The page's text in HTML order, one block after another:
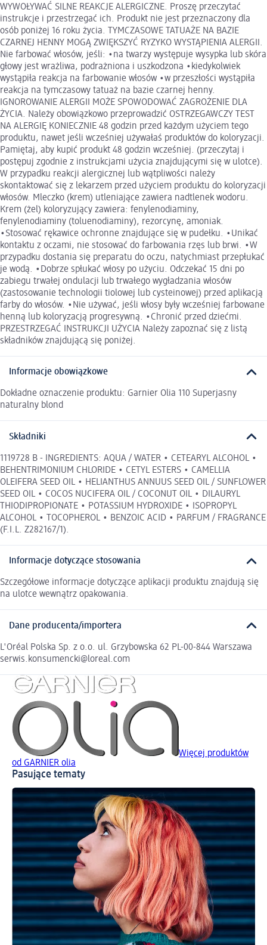
WYWOŁYWAĆ SILNE REAKCJE ALERGICZNE. Proszę przeczytać
instrukcje i przestrzegać ich. Produkt nie jest przeznaczony dla
osób poniżej 16 roku życia. TYMCZASOWE TATUAŻE NA BAZIE
CZARNEJ HENNY MOGĄ ZWIĘKSZYĆ RYZYKO WYSTĄPIENIA ALERGII.
Nie farbować włosów, jeśli: •na twarzy występuje wysypka lub skóra
głowy jest wrażliwa, podrażniona i uszkodzona •kiedykolwiek
wystąpiła reakcja na farbowanie włosów •w przeszłości wystąpiła
reakcja na tymczasowy tatuaż na bazie czarnej henny.
IGNOROWANIE ALERGII MOŻE SPOWODOWAĆ ZAGROŻENIE DLA
ŻYCIA. Należy obowiązkowo przeprowadzić OSTRZEGAWCZY TEST
NA ALERGIĘ KONIECZNIE 48 godzin przed każdym użyciem tego
produktu, nawet jeśli wcześniej używałaś produktów do koloryzacji.
Pamiętaj, aby kupić produkt 48 godzin wcześniej. (przeczytaj i
postępuj zgodnie z instrukcjami użycia znajdującymi się w ulotce).
W przypadku reakcji alergicznej lub wątpliwości należy
skontaktować się z lekarzem przed użyciem produktu do koloryzacji
włosów. Mleczko (krem) utleniające zawiera nadtlenek wodoru.
Krem (żel) koloryzujący zawiera: fenylenodiaminy,
fenylenodiaminy (toluenodiaminy), rezorcynę, amoniak.
•Stosować rękawice ochronne znajdujące się w pudełku. •Unikać
kontaktu z oczami, nie stosować do farbowania rzęs lub brwi. •W
przypadku dostania się preparatu do oczu, natychmiast przepłukać
je wodą. •Dobrze spłukać włosy po użyciu. Odczekać 15 dni po
zabiegu trwałej ondulacji lub trwałego wygładzania włosów
(zastosowanie technologii tiolowej lub cysteinowej) przed aplikacją
farby do włosów. •Nie używać, jeśli włosy były wcześniej farbowane
henną lub koloryzacją progresywną. •Chronić przed dziećmi.
PRZESTRZEGAĆ INSTRUKCJI UŻYCIA Należy zapoznać się z listą
składników znajdującą się poniżej.
Informacje obowiązkowe
Dokładne oznaczenie produktu: Garnier Olia 110 Superjasny
naturalny blond
Składniki
1119728 B - INGREDIENTS: AQUA / WATER • CETEARYL ALCOHOL •
BEHENTRIMONIUM CHLORIDE • CETYL ESTERS • CAMELLIA
OLEIFERA SEED OIL • HELIANTHUS ANNUUS SEED OIL / SUNFLOWER
SEED OIL • COCOS NUCIFERA OIL / COCONUT OIL • DILAURYL
THIODIPROPIONATE • POTASSIUM HYDROXIDE • ISOPROPYL
ALCOHOL • TOCOPHEROL • BENZOIC ACID • PARFUM / FRAGRANCE
(F.I.L. Z282167/1).
Informacje dotyczące stosowania
Szczegółowe informacje dotyczące aplikacji produktu znajdują się
na ulotce wewnątrz opakowania.
Dane producenta/importera
L'Oréal Polska Sp. z o.o. ul. Grzybowska 62 PL-00-844 Warszawa
serwis.konsumencki@loreal.com
Więcej produktów
od GARNIER olia
Pasujące tematy